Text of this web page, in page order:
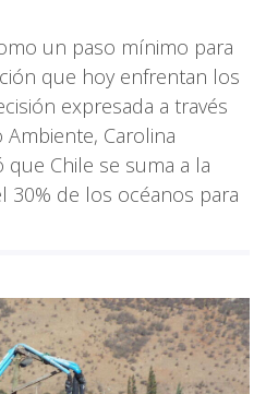
un paso mínimo para
que hoy enfrentan los
expresada a través
Carolina
Chile se suma a la
30% de los océanos para